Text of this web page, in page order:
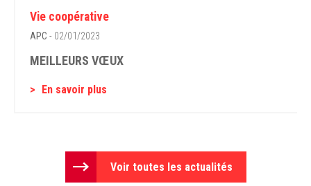
Vie coopérative
APC - 02/01/2023
MEILLEURS VŒUX
En savoir plus
Voir toutes les actualités